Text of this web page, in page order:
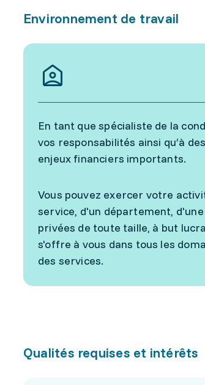
Environnement de travail
En tant que spécialiste de la
vos responsabilités ainsi qu’à
enjeux financiers importants.
Vous pouvez exercer votre
service, d'un département,
privées de toute taille, à but
s'offre à vous dans tous les
des services.
Qualités requises et intérêts